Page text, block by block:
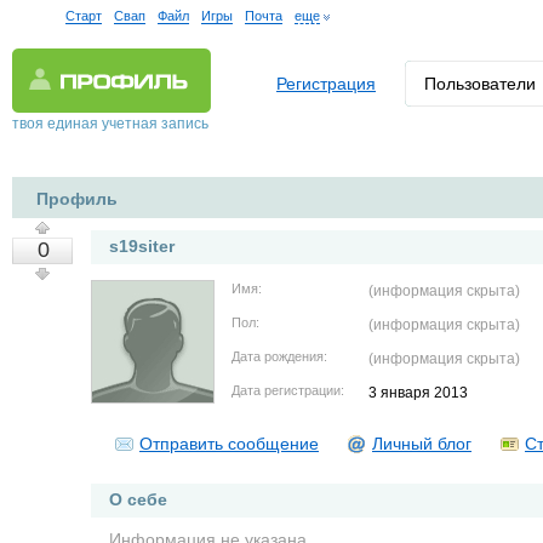
Старт Свап Файл Игры Почта еще
твоя единая учетная запись
Регистрация Пользователи
Профиль
0 s19siter
Имя: (информация скрыта)
Пол: (информация скрыта)
Дата рождения: (информация скрыта)
Дата регистрации: 3 января 2013
Отправить сообщение Личный блог
О себе